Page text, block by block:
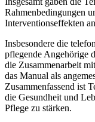
Rahmenbedingungen
Interventionseffekten
Insbesondere die
pflegende Angehörige
die Zusammenarbeit
das Manual als
Zusammenfassend ist
die Gesundheit und
Pflege zu stärken.